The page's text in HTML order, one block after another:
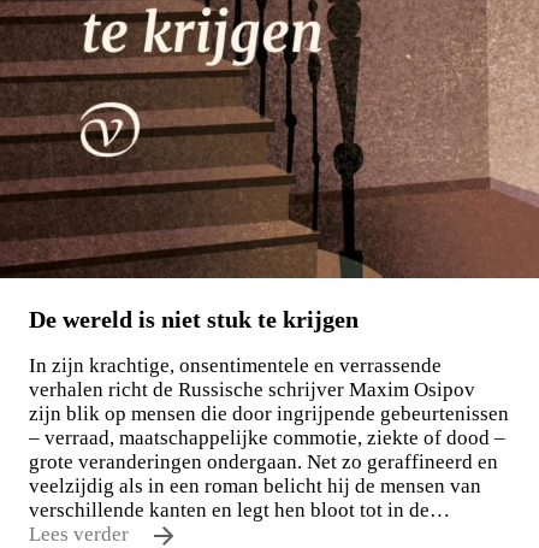
De wereld is niet stuk te krijgen
In zijn krachtige, onsentimentele en verrassende
verhalen richt de Russische schrijver Maxim Osipov
zijn blik op mensen die door ingrijpende gebeurtenissen
– verraad, maatschappelijke commotie, ziekte of dood –
grote veranderingen ondergaan. Net zo geraffineerd en
veelzijdig als in een roman belicht hij de mensen van
verschillende kanten en legt hen bloot tot in de…
Lees verder